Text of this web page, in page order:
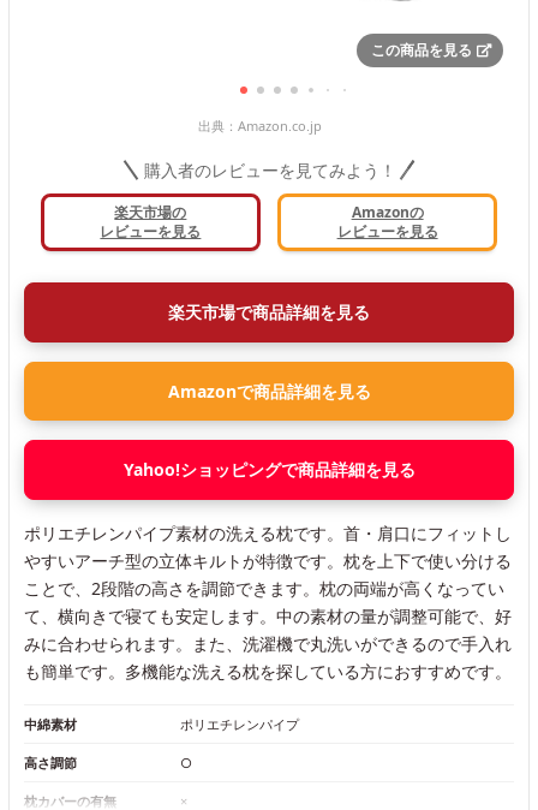
この商品を見る
出典： Amazon.co.jp
購入者のレビューを見てみよう！
楽天市場の
レビューを見る
Amazonの
レビューを見る
楽天市場で商品詳細を見る
Amazonで商品詳細を見る
Yahoo!ショッピングで商品詳細を見る
ポリエチレンパイプ素材の洗える枕です。首・肩口にフィットし
やすいアーチ型の立体キルトが特徴です。枕を上下で使い分ける
ことで、2段階の高さを調節できます。枕の両端が高くなってい
て、横向きで寝ても安定します。中の素材の量が調整可能で、好
みに合わせられます。また、洗濯機で丸洗いができるので手入れ
も簡単です。多機能な洗える枕を探している方におすすめです。
中綿素材 ポリエチレンパイプ
高さ調節 ○
枕カバーの有無 ×